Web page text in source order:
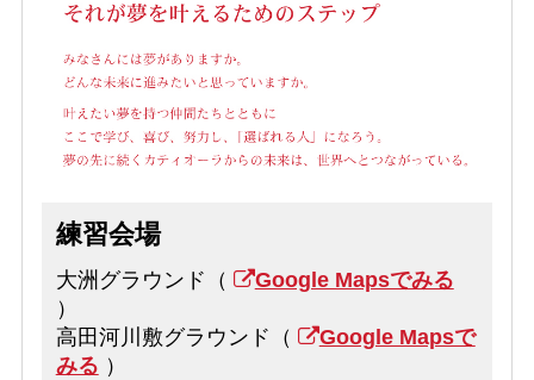
練習会場
大洲グラウンド（
Google Mapsでみる
）
高田河川敷グラウンド（
Google Mapsで
みる ）